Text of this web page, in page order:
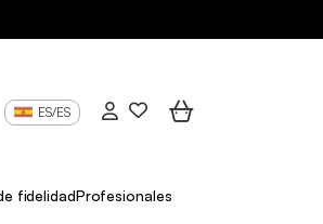
ES/ES
fidelidadProfesionales